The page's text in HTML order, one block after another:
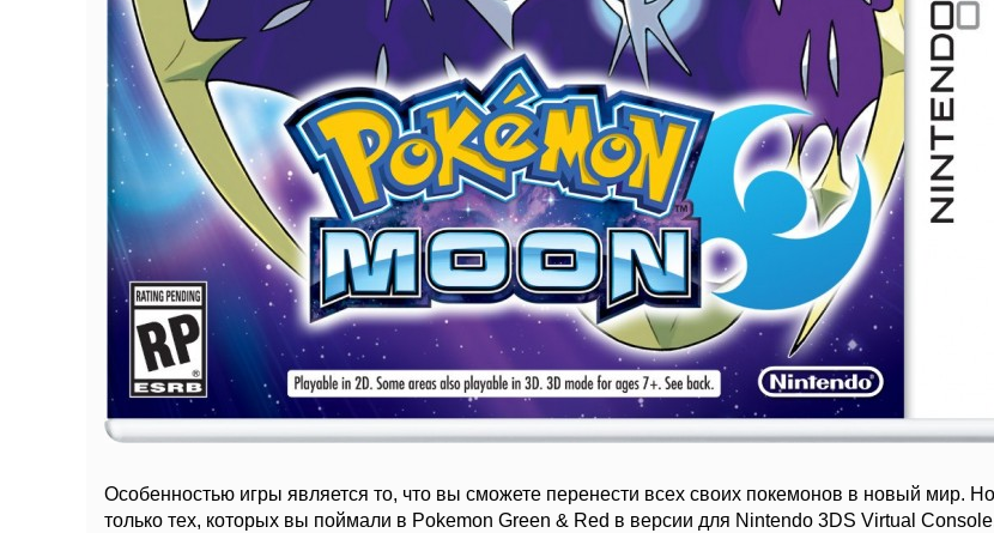
Особенностью игры является то, что вы сможете перенести всех своих покемонов в новый мир. Но
только тех, которых вы поймали в Pokemon Green & Red в версии для Nintendo 3DS Virtual